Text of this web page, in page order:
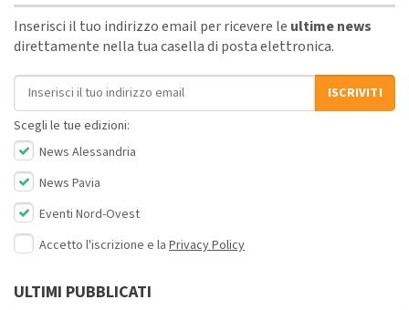
Inserisci il tuo indirizzo email per ricevere le ultime news
direttamente nella tua casella di posta elettronica.
Indirizzo email
ISCRIVITI
Scegli le tue edizioni:
News Alessandria
News Pavia
Eventi Nord-Ovest
Accetto l'iscrizione e la Privacy Policy
ULTIMI PUBBLICATI